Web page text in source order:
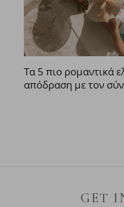
Τα 5 πιο ρομαντικά
απόδραση με τον
GET